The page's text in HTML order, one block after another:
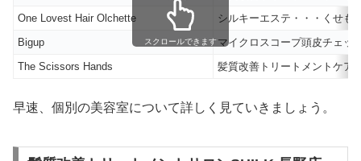
One Lovest Hair Olchette
シルキーエステ・・・くせも
Bigup
マイクロスコープ頭皮チェッ
The Scissors Hands
髪質改善トリートメントケア
スクロールできます
早速、個別の美容室について詳しく見ていきましょう。